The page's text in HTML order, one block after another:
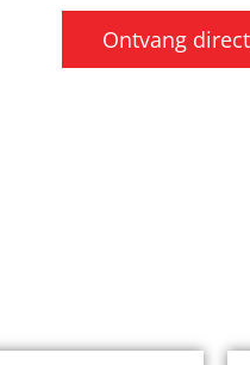
Ontvang